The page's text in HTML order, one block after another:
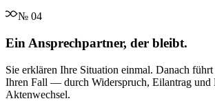
№ 04
Ein Ansprechpartner, der bleibt.
Sie erklären Ihre Situation einmal. Danach führt
Ihren Fall — durch Widerspruch, Eilantrag und
Aktenwechsel.